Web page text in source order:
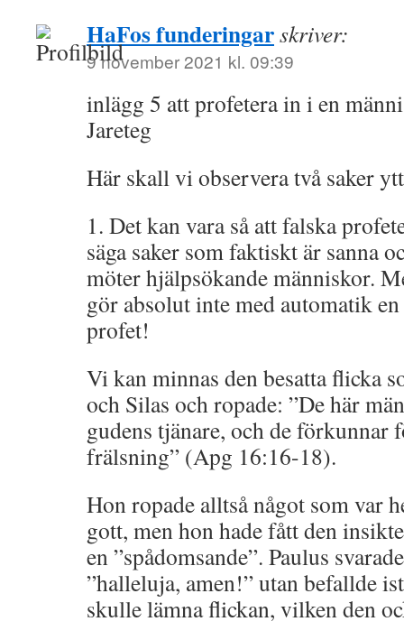
HaFos funderingarskriver:
9 november 2021 kl. 09:39
inlägg 5 att profetera in i en
Jareteg
Här skall vi observera två saker
1. Det kan vara så att falska
säga saker som faktiskt är sanna
möter hjälpsökande människor.
gör absolut inte med automatik
profet!
Vi kan minnas den besatta flicka
och Silas och ropade: ”De här
gudens tjänare, och de förkunnar
frälsning” (Apg 16:16-18).
Hon ropade alltså något som var
gott, men hon hade fått den
en ”spådomsande”. Paulus
”halleluja, amen!” utan befallde
skulle lämna flickan, vilken den